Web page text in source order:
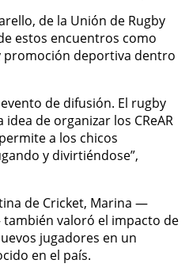
de la Unión de Rugby
estos encuentros como
deportiva dentro
de difusión. El rugby
de organizar los CReAR
a los chicos
y divirtiéndose”,
de Cricket, Marina —
valoró el impacto de
jugadores en un
en el país.